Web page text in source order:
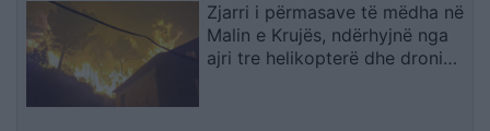
Zjarri i përmasave të mëdha në
Malin e Krujës, ndërhyjnë nga
ajri tre helikopterë dhe droni